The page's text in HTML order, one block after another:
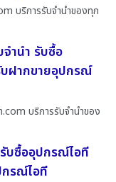
บริการรับจำนำของทุก
ำนำ รับซื้อ
ฝากขายอุปกรณ์
บริการรับจำนำของ
บซื้ออุปกรณ์ไอที
กรณ์ไอที